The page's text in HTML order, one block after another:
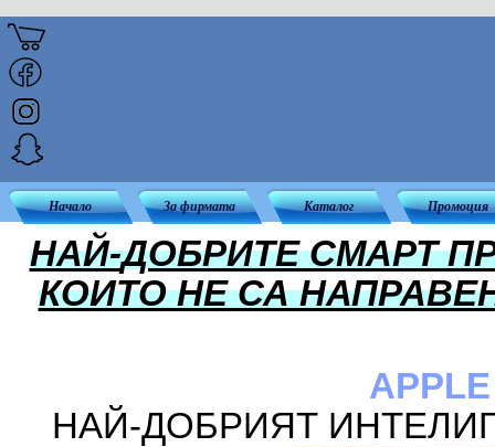
Начало За фирмата Каталог Промоция
НАЙ-ДОБРИТЕ СМАРТ
КОИТО НЕ СА
НАЙ-ДОБРИЯТ